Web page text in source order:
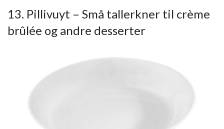
13. Pillivuyt – Små tallerkner til crème
brûlée og andre desserter